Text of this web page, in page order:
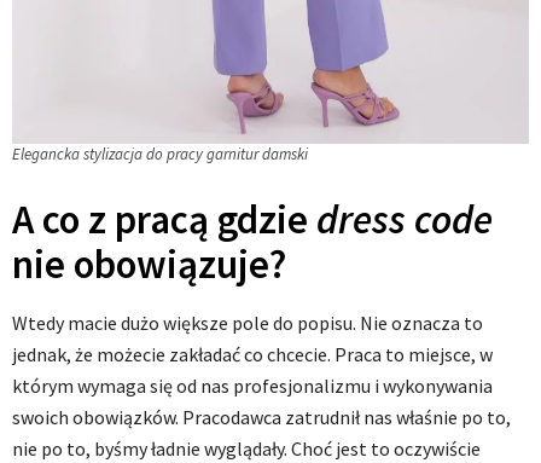
Elegancka stylizacja do pracy garnitur damski
A co z pracą gdzie dress code
nie obowiązuje?
Wtedy macie dużo większe pole do popisu. Nie oznacza to
jednak, że możecie zakładać co chcecie. Praca to miejsce, w
którym wymaga się od nas profesjonalizmu i wykonywania
swoich obowiązków. Pracodawca zatrudnił nas właśnie po to,
nie po to, byśmy ładnie wyglądały. Choć jest to oczywiście